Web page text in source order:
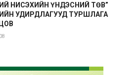
НИСЭХИЙН ҮНДЭСНИЙ ТӨВ”
УДИРДЛАГУУД ТУРШЛАГА